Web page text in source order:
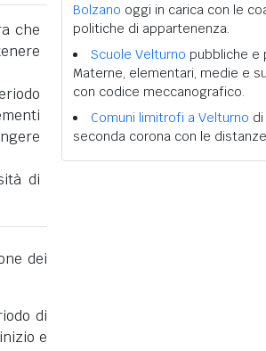
che
di
dei
di
e
Bolzano oggi in carica con le
politiche di appartenenza.
Scuole Velturno pubbliche e
Materne, elementari, medie e
con codice meccanografico.
Comuni limitrofi a Velturno
seconda corona con le